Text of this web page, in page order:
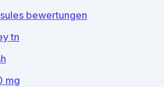
bewertungen
tn
mg